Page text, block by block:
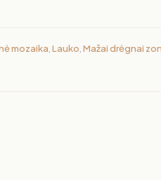
mozaika,Lauko,Mažai drėgnai